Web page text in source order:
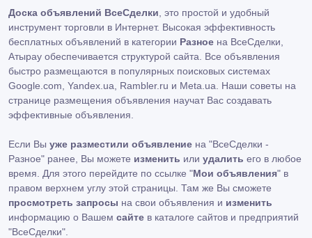
Доска объявлений ВсеСделки , это простой и удобный
инструмент торговли в Интернет. Высокая эффективность
бесплатных объявлений в категории Разное на ВсеСделки,
Атырау обеспечивается структурой сайта. Все объявления
быстро размещаются в популярных поисковых системах
Google.com, Yandex.ua, Rambler.ru и Meta.ua. Наши советы на
странице размещения объявления научат Вас создавать
эффективные объявления.
Если Вы уже разместили объявление на "ВсеСделки -
Разное" ранее, Вы можете изменить или удалить его в любое
время. Для этого перейдите по ссылке "Мои объявления" в
правом верхнем углу этой страницы. Там же Вы сможете
просмотреть запросы на свои объявления и изменить
информацию о Вашем сайте в каталоге сайтов и предприятий
"ВсеСделки".